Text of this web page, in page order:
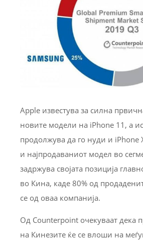
Apple известува за силна
новите модели на iPhone 11, а
продолжува да го нуди и iPhone
и најпродаваниот модел во
задржува својата позиција
во Кина, каде 80% од
се од оваа компанија.
Од Counterpoint очекуваат дека
на Кинезите ќе се влоши на